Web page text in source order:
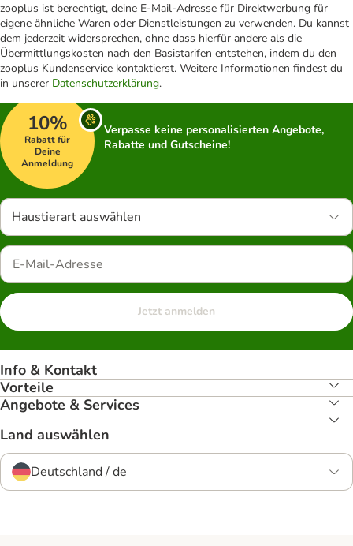
zooplus ist berechtigt, deine E-Mail-Adresse für Direktwerbung für
eigene ähnliche Waren oder Dienstleistungen zu verwenden. Du kannst
dem jederzeit widersprechen, ohne dass hierfür andere als die
Übermittlungskosten nach den Basistarifen entstehen, indem du den
zooplus Kundenservice kontaktierst. Weitere Informationen findest du
in unserer Datenschutzerklärung.
10%
Rabatt für
Deine
Anmeldung
Verpasse keine personalisierten Angebote,
Rabatte und Gutscheine!
Haustierart auswählen
Jetzt anmelden
Info & Kontakt
Vorteile
Angebote & Services
Land auswählen
Deutschland / de